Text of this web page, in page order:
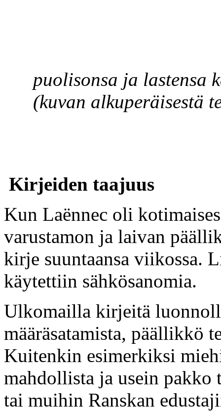
puolisonsa ja lastensa
(kuvan alkuperäisestä
Kirjeiden taajuus
Kun Laënnec oli
varustamon ja laivan
kirje suuntaansa viikossa.
käytettiin sähkösanomia.
Ulkomailla kirjeitä
määräsatamista, päällikkö
Kuitenkin esimerkiksi
mahdollista ja usein
tai muihin Ranskan